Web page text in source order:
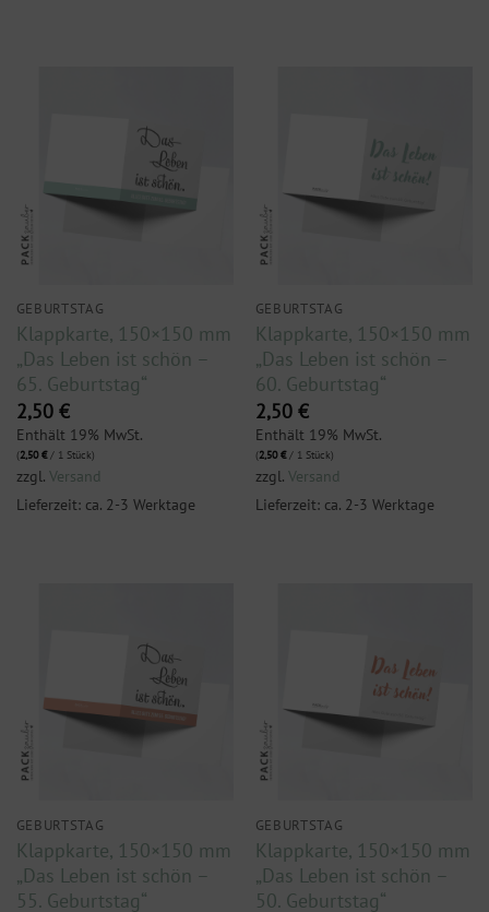
GEBURTSTAG
Klappkarte, 150×150 mm
„Das Leben ist schön –
65. Geburtstag“
2,50 €
Enthält 19% MwSt.
(2,50€/ 1 Stück)
zzgl. Versand
Lieferzeit: ca. 2-3 Werktage
GEBURTSTAG
Klappkarte, 150×150 mm
„Das Leben ist schön –
60. Geburtstag“
2,50 €
Enthält 19% MwSt.
(2,50€/ 1 Stück)
zzgl. Versand
Lieferzeit: ca. 2-3 Werktage
GEBURTSTAG
Klappkarte, 150×150 mm
„Das Leben ist schön –
55. Geburtstag“
GEBURTSTAG
Klappkarte, 150×150 mm
„Das Leben ist schön –
50. Geburtstag“